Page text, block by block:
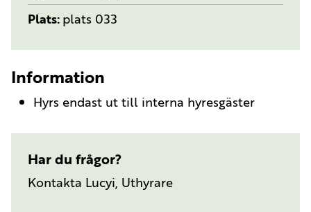
Plats plats 033
Information
Hyrs endast ut till interna hyresgäster
Har du frågor?
Kontakta Lucyi, Uthyrare